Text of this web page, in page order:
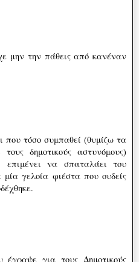
μην την πάθεις από κανέναν
που τόσο συμπαθεί (θυμίζω τα
δημοτικούς αστυνόμους)
επιμένει να σπαταλάει του
γελοία φιέστα που ουδείς
για τους Δημοτικούς